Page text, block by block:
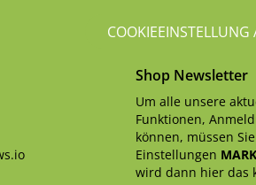
COOKIEEINSTELLUNG
Shop Newsletter
Um alle unsere
Funktionen,
können, müssen
Einstellungen
wird dann hier das